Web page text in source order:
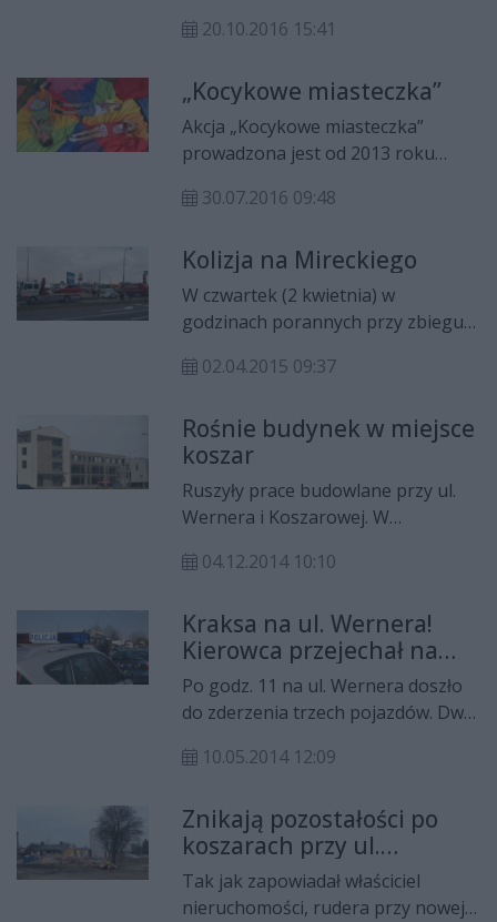
miejscu inwestycję i dopiero po jej
rozważał jego ułożenie.
20.10.2016 15:41
„Kocykowe miasteczka”
Akcja „Kocykowe miasteczka”
prowadzona jest od 2013 roku
Społecznej w Radomiu na osiedlach
ulicach Wernera, Mroza oraz Marii
Gajl.
30.07.2016 09:48
Kolizja na Mireckiego
W czwartek (2 kwietnia) w
godzinach porannych przy zbiegu
Szeregów doszło do kolizji dwóch
02.04.2015 09:37
Rośnie budynek w miejsce
koszar
Ruszyły prace budowlane przy ul.
Wernera i Koszarowej. W
Państwowego powstanie duży
podziemnym garażem. Inwestycja
ma być gotowa pod koniec
przyszłego roku.
04.12.2014 10:10
Kraksa na ul. Wernera!
Kierowca przejechał na
czerwonym świetle
Po godz. 11 na ul. Wernera doszło
do zderzenia trzech pojazdów. Dwie
Kierowcy muszą uważać na
10.05.2014 12:09
Znikają pozostałości po
koszarach przy ul.
Wernera
Tak jak zapowiadał właściciel
nieruchomości, rudera przy nowej